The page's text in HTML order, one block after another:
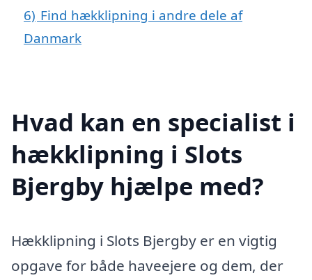
6) Find hækklipning i andre dele af
Danmark
Hvad kan en specialist i
hækklipning i Slots
Bjergby hjælpe med?
Hækklipning i Slots Bjergby er en vigtig
opgave for både haveejere og dem, der